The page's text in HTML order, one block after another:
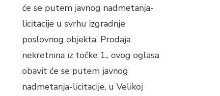
će se putem javnog nadmetanja-
licitacije u svrhu izgradnje
poslovnog objekta. Prodaja
nekretnina iz točke 1., ovog oglasa
obavit će se putem javnog
nadmetanja-licitacije, u Velikoj